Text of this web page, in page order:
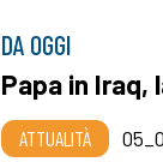
DA OGGI
Papa in Iraq,
ATTUALITÀ